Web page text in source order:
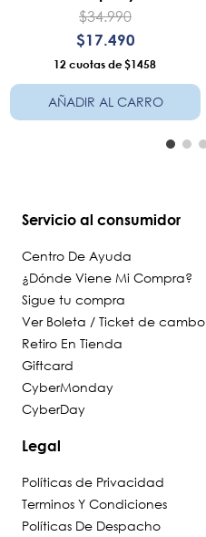
$34.990
$17.490
12 $1458
AÑADIR AL CARRO
Servicio al consumidor
Centro De Ayuda
¿Dónde Viene Mi Compra?
Sigue tu compra
Ver Boleta / Ticket de cambo
Retiro En Tienda
Giftcard
CyberMonday
CyberDay
Legal
Políticas de Privacidad
Terminos Y Condiciones
Políticas De Despacho